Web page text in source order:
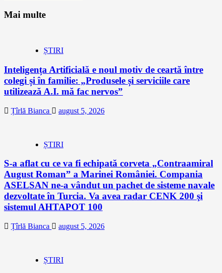
Mai multe
ȘTIRI
Inteligența Artificială e noul motiv de ceartă între
colegi și în familie: „Produsele și serviciile care
utilizează A.I. mă fac nervos”
Țîrlă Bianca august 5, 2026
ȘTIRI
S-a aflat cu ce va fi echipată corveta „Contraamiral
August Roman” a Marinei României. Compania
ASELSAN ne-a vândut un pachet de sisteme navale
dezvoltate în Turcia. Va avea radar CENK 200 şi
sistemul AHTAPOT 100
Țîrlă Bianca august 5, 2026
ȘTIRI